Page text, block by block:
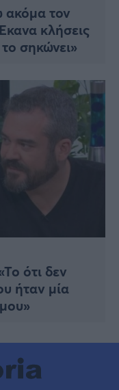
τον
κλήσεις
σηκώνει»
ότι δεν
ήταν μία